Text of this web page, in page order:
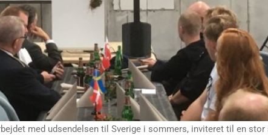
med udsendelsen til Sverige i sommers, inviteret til en